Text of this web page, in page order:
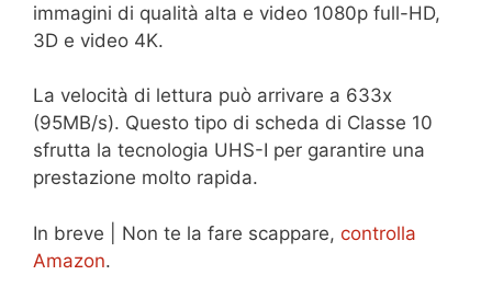
immagini di qualità alta e video 1080p full-HD,
3D e video 4K.
La velocità di lettura può arrivare a 633x
(95MB/s). Questo tipo di scheda di Classe 10
sfrutta la tecnologia UHS-I per garantire una
prestazione molto rapida.
In breve | Non te la fare scappare, controlla
Amazon.